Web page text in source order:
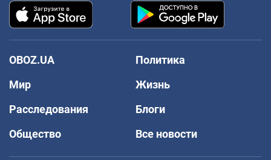
OBOZ.UA
Политика
Мир
Жизнь
Расследования
Блоги
Общество
Все новости